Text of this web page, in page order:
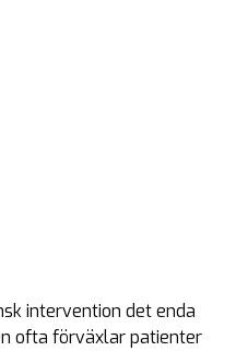
intervention det enda
ofta förväxlar patienter